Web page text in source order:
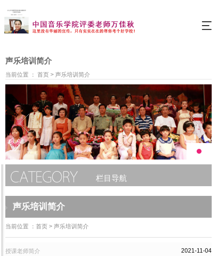
声乐培训简介
当前位置 ： 首页> 声乐培训简介
栏目导航
声乐培训简介
当前位置 ：首页 > 声乐培训简介
2021-11-04
授课老师简介